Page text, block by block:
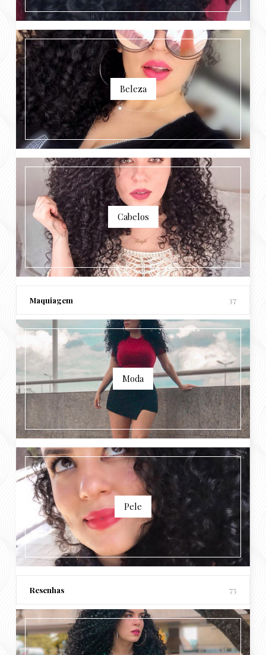
Beleza
Cabelos
Maquiagem 37
Moda
Pele
Resenhas 75